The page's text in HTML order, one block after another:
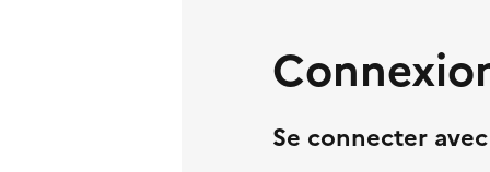
Se connecter